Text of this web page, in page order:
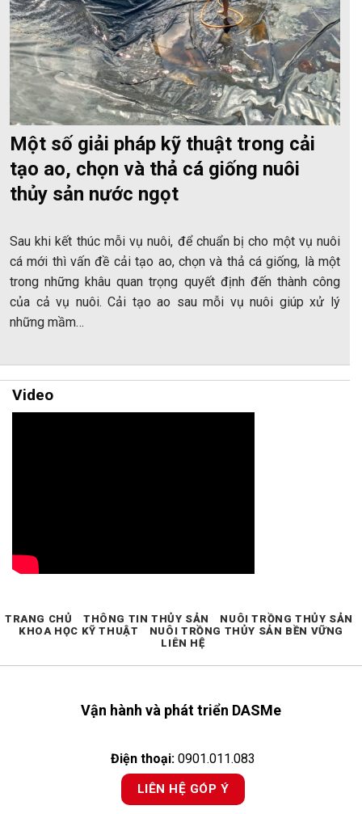
Một số giải pháp kỹ thuật trong cải
tạo ao, chọn và thả cá giống nuôi
thủy sản nước ngọt
Sau khi kết thúc mỗi vụ nuôi, để chuẩn bị cho một vụ nuôi
cá mới thì vấn đề cải tạo ao, chọn và thả cá giống, là một
trong những khâu quan trọng quyết định đến thành công
của cả vụ nuôi. Cải tạo ao sau mỗi vụ nuôi giúp xử lý
những mầm…
Video
Vận hành và phát triển DASMe
Điện thoại: 0901.011.083
LIÊN HỆ GÓP Ý
TRANG CHỦ THÔNG TIN THỦY SẢN
NUÔI TRỒNG THỦY SẢN
KHOA HỌC KỸ THUẬT
NUÔI TRỒNG THỦY SẢN BỀN VỮNG
LIÊN HỆ